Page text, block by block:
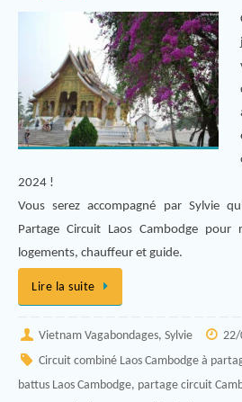
2024 !
Vous serez accompagné par Sylvie
Partage Circuit Laos Cambodge
logements, chauffeur et guide.
Lire la suite
Vietnam Vagabondages, Sylvie 22/
Circuit combiné Laos Cambodge à
battus Laos Cambodge, partage circuit